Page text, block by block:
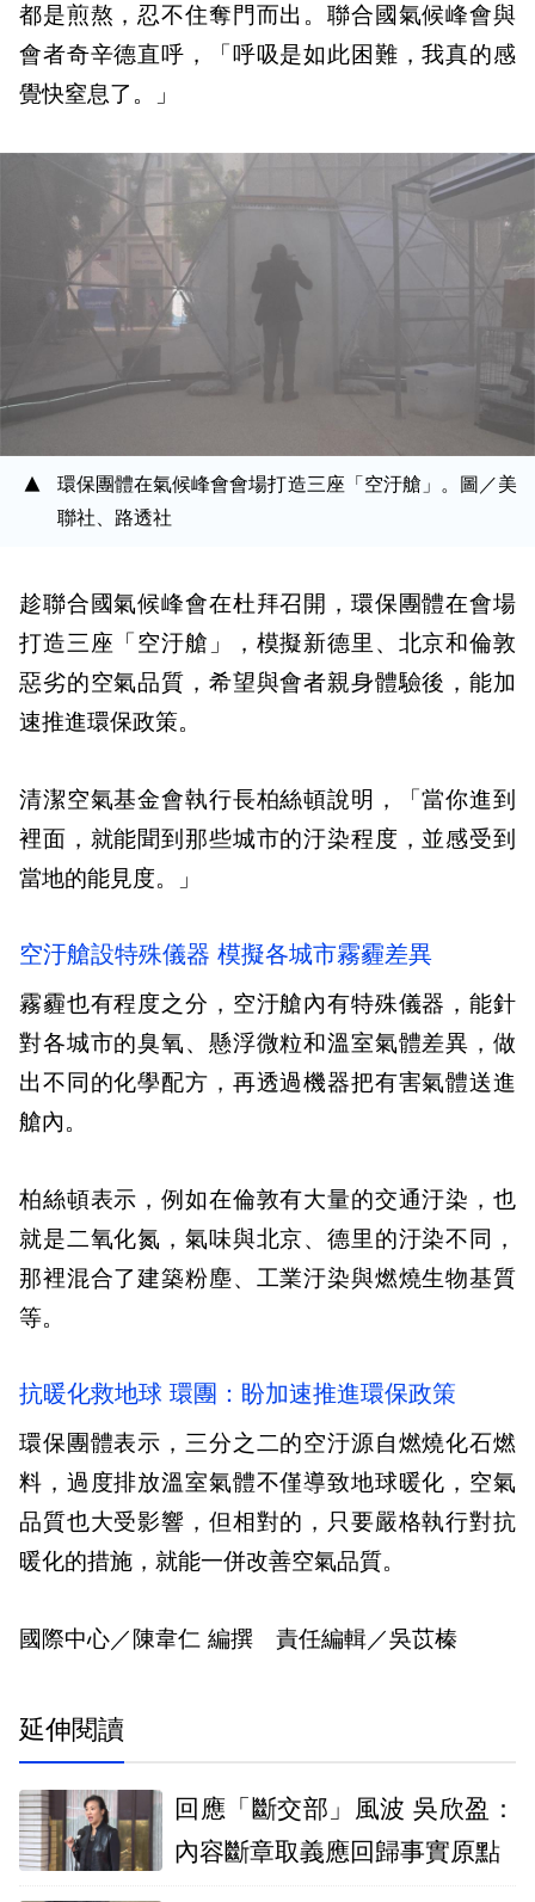
都是煎熬，忍不住奪門而出。聯合國氣候峰會與
會者奇辛德直呼，「呼吸是如此困難，我真的感
覺快窒息了。」
環保團體在氣候峰會會場打造三座「空汙艙」。圖／美
聯社、路透社
趁聯合國氣候峰會在杜拜召開，環保團體在會場
打造三座「空汙艙」，模擬新德里、北京和倫敦
惡劣的空氣品質，希望與會者親身體驗後，能加
速推進環保政策。
清潔空氣基金會執行長柏絲頓說明，「當你進到
裡面，就能聞到那些城市的汙染程度，並感受到
當地的能見度。」
空汙艙設特殊儀器 模擬各城市霧霾差異
霧霾也有程度之分，空汙艙內有特殊儀器，能針
對各城市的臭氧、懸浮微粒和溫室氣體差異，做
出不同的化學配方，再透過機器把有害氣體送進
艙內。
柏絲頓表示，例如在倫敦有大量的交通汙染，也
就是二氧化氮，氣味與北京、德里的汙染不同，
那裡混合了建築粉塵、工業汙染與燃燒生物基質
等。
抗暖化救地球 環團：盼加速推進環保政策
環保團體表示，三分之二的空汙源自燃燒化石燃
料，過度排放溫室氣體不僅導致地球暖化，空氣
品質也大受影響，但相對的，只要嚴格執行對抗
暖化的措施，就能一併改善空氣品質。
國際中心／陳韋仁 編撰 責任編輯／吳苡榛
延伸閱讀
回應「斷交部」風波 吳欣盈：
內容斷章取義應回歸事實原點